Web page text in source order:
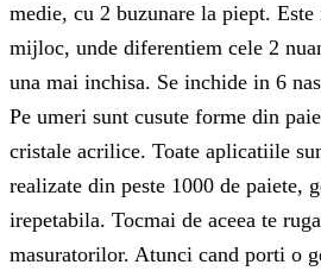
medie, cu 2 buzunare la piept.
mijloc, unde diferentiem cele 2
una mai inchisa. Se inchide in 6
Pe umeri sunt cusute forme din
cristale acrilice. Toate aplicatiile
realizate din peste 1000 de paiete,
irepetabila. Tocmai de aceea te
masuratorilor. Atunci cand porti o